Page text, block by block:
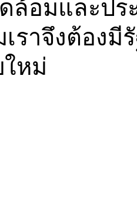
ล้อมและป
เราจึงต้อง
หม่